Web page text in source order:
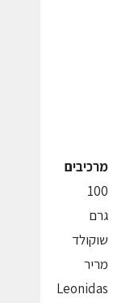
מרכיבים
100
גרם
שוקולד
מריר
Leonidas